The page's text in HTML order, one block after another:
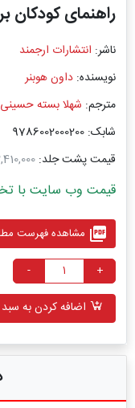
راهنمای کودکان
ناشر: انتشارات ارجمند
نویسنده: داون هوبنر
مترجم: شهلا بسته حسینی
شابک: 9786002000200
قیمت پشت جلد: 2,410,000
قیمت وب سایت با تخفیف:
picture_as_pdf مشاهده فهرست
+
-
اضافه کردن به